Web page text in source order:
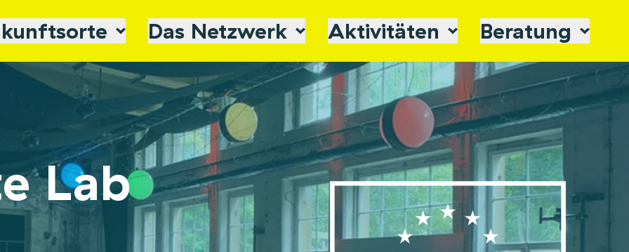
Spenden Alle Zukunftsorte Newsletter Zur Wissensplattform
Das Netzwerk Aktivitäten Beratung
Lab